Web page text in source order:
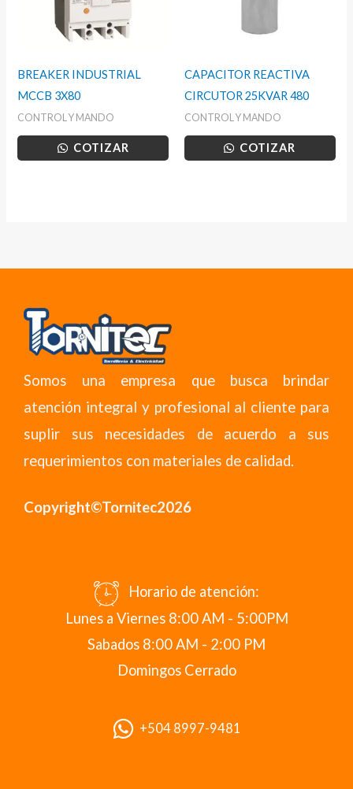
BREAKER INDUSTRIAL
MCCB 3X80
CONTROL Y MANDO
COTIZAR
CAPACITOR REACTIVA
CIRCUTOR 25KVAR 480
CONTROL Y MANDO
COTIZAR
Somos una empresa que busca brindar
atención integral y profesional al cliente para
suplir sus necesidades de acuerdo a sus
requerimientos con materiales de calidad.
Copyright©Tornitec2026
Horario de atención:
Lunes a Viernes 8:00 AM - 5:00PM
Sabados 8:00 AM - 2:00 PM
Domingos Cerrado
+504 8997-9481